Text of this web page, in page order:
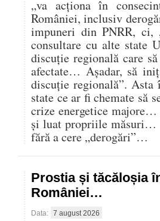
„va acționa în
României, inclusiv
impuneri din PNRR, ci,
consultare cu alte state
discuție regională care
afectate… Așadar, să
discuție regională”.
state ce ar fi chemate să
crize energetice
și luat propriile măsuri…
fără a cere „derogări”…
Prostia și tăcăloșia
României…
Data: 7 august 2026